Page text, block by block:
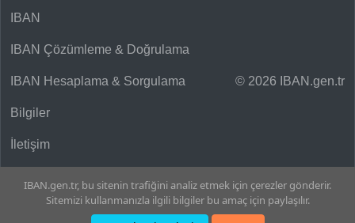
© 2026 IBAN.gen.tr
IBAN
IBAN Çözümleme & Doğrulama
IBAN Hesaplama & Sorgulama
Bilgiler
İletişim
IBAN.gen.tr, bu sitenin trafiğini analiz etmek için çerezler gönderir.
Sitemizi kullanmanızla ilgili bilgiler bu amaç için paylaşılır.